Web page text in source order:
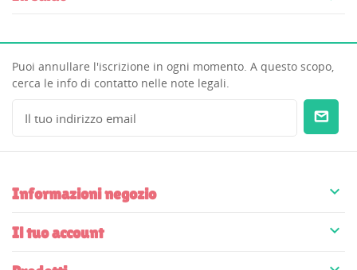
Puoi annullare l'iscrizione in ogni momento. A questo scopo,
cerca le info di contatto nelle note legali.
Informazioni negozio 
Il tuo account 